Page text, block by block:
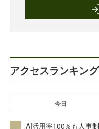
アクセスランキング
今日
AI活用率100％も人事